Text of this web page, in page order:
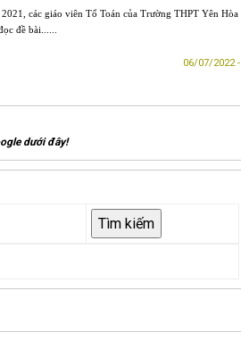
các giáo viên Tổ Toán của Trường THPT Yên Hòa
đề bài......
06/07/2022 -
dưới đây!